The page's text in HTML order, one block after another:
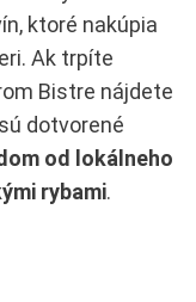
ktoré nakúpia
Ak trpíte
Bistre nájdete
dotvorené
od lokálneho
rybami.